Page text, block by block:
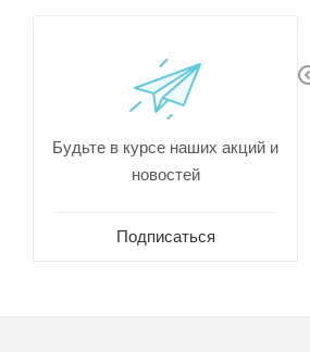
Будьте в курсе наших акций и
новостей
Подписаться